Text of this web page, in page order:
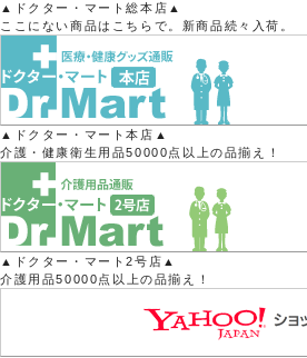
▲ドクター・マート総本店▲
ここにない商品はこちらで。新商品続々入荷。
▲ドクター・マート本店▲
介護・健康衛生用品50000点以上の品揃え！
▲ドクター・マート2号店▲
介護用品50000点以上の品揃え！